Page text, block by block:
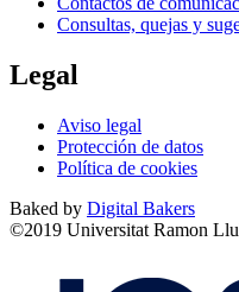
Consultas, quejas y
Legal
Aviso legal
Protección de datos
Política de cookies
Baked by Digital Bakers
©2019 Universitat Ramon